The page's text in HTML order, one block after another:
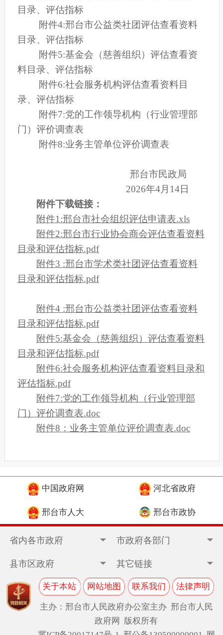
目录、评估指标
附件4:邢台市公益类社团评估查看资料
目录、评估指标
附件5:基金会（慈善组织）评估查看资
料目录、评估指标
附件6:社会服务机构评估查看资料目
录、评估指标
附件7:党的工作领导机构（行业管理部
门）评价调查表
附件8:业务主管单位评价调查表
邢台市民政局
2026年4月14日
附件下载链接：
附件1:邢台市社会组织评估申请表.xls
附件2:邢台市行业协会商会评估查看资料
目录和评估指标.pdf
附件3 :邢台市学术类社团评估查看资料
目录和评估指标.pdf
附件4 :邢台市公益类社团评估查看资料
目录和评估指标.pdf
附件5:基金会（慈善组织）评估查看资料
目录和评估指标.pdf
附件6:社会服务机构评估查看资料目录和
评估指标.pdf
附件7:党的工作领导机构（行业管理部
门）评价调查表.doc
附件8：业务主管单位评价调查表.doc
中国政府网 河北省政府
邢台市人大 邢台市政协
省内各市政府 市政府各部门
县市区政府 其它链接
关于本站 网站地图 联系我们 法律声明
主办：邢台市人民政府办公室主办 邢台市人民
政府网 版权所有